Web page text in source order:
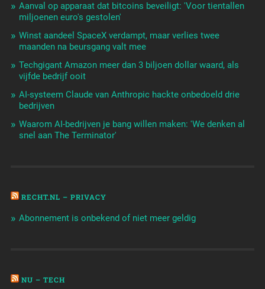
Aanval op apparaat dat bitcoins beveiligt: 'Voor tientallen
miljoenen euro's gestolen'
Winst aandeel SpaceX verdampt, maar verlies twee
maanden na beursgang valt mee
Techgigant Amazon meer dan 3 biljoen dollar waard, als
vijfde bedrijf ooit
AI-systeem Claude van Anthropic hackte onbedoeld drie
bedrijven
Waarom AI-bedrijven je bang willen maken: 'We denken al
snel aan The Terminator'
RECHT.NL – PRIVACY
Abonnement is onbekend of niet meer geldig
NU – TECH